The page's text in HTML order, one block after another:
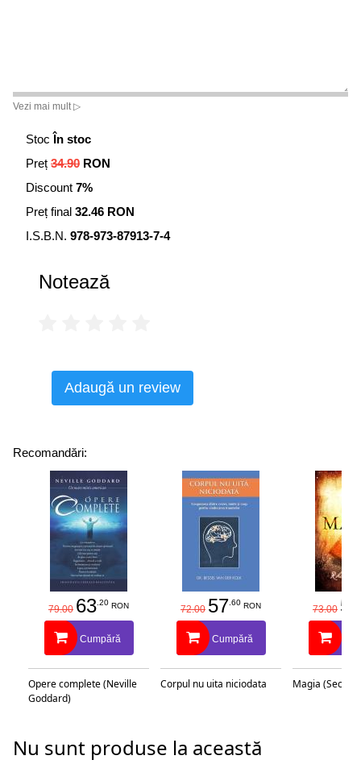
Vezi mai mult ▷
Stoc În stoc
Preț 34.90 RON
Discount 7%
Preț final 32.46 RON
I.S.B.N. 978-973-87913-7-4
Notează
Adaugă un review
Recomandări:
79.00 63.20 RON
Cumpără
Opere complete (Neville
Goddard)
72.00 57.60 RON
Cumpără
Corpul nu uita niciodata
73.00 58
Magia
Nu sunt produse la această